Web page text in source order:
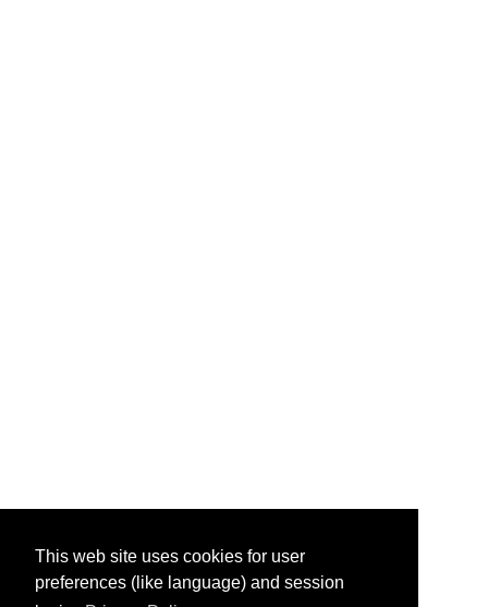
This web site uses cookies for user
preferences (like language) and session